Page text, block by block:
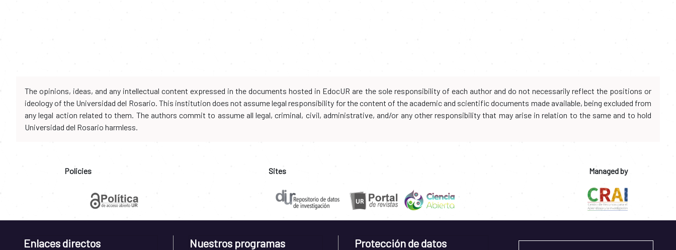
The opinions, ideas, and any intellectual content expressed in the documents hosted in EdocUR are the sole responsibility of each author and do not necessarily reflect the positions or
ideology of the Universidad del Rosario. This institution does not assume legal responsibility for the content of the academic and scientific documents made available, being excluded from
any legal action related to them. The authors commit to assume all legal, criminal, civil, administrative, and/or any other responsibility that may arise in relation to the same and to hold
Universidad del Rosario harmless.
Policies Sites Managed by
Enlaces directos Nuestros programas Protección de datos